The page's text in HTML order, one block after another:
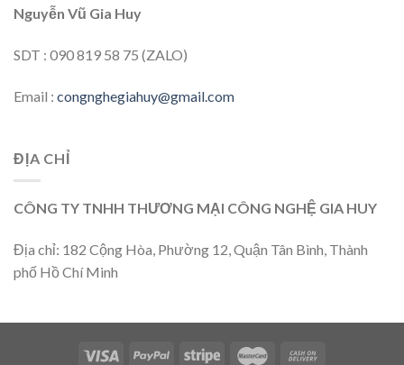
Nguyễn Vũ Gia Huy
SDT : 090 819 58 75 (ZALO)
Email : congnghegiahuy@gmail.com
ĐỊA CHỈ
CÔNG TY TNHH THƯƠNG MẠI CÔNG NGHỆ GIA HUY
Địa chỉ: 182 Cộng Hòa, Phường 12, Quận Tân Bình, Thành
phố Hồ Chí Minh